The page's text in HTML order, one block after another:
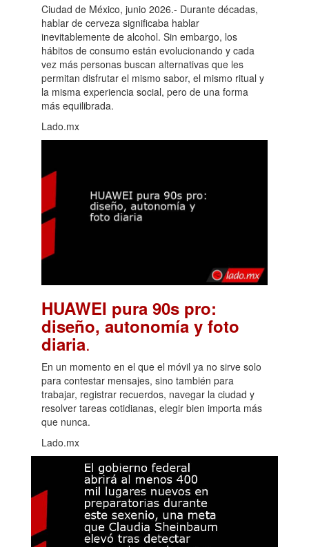
Ciudad de México, junio 2026.- Durante décadas,
hablar de cerveza significaba hablar
inevitablemente de alcohol. Sin embargo, los
hábitos de consumo están evolucionando y cada
vez más personas buscan alternativas que les
permitan disfrutar el mismo sabor, el mismo ritual y
la misma experiencia social, pero de una forma
más equilibrada.
Lado.mx
HUAWEI pura 90s pro:
diseño, autonomía y foto
diaria.
En un momento en el que el móvil ya no sirve solo
para contestar mensajes, sino también para
trabajar, registrar recuerdos, navegar la ciudad y
resolver tareas cotidianas, elegir bien importa más
que nunca.
Lado.mx